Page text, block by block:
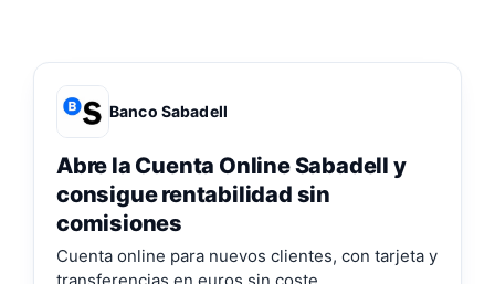
Banco Sabadell
Abre la Cuenta Online Sabadell y
consigue rentabilidad sin
comisiones
Cuenta online para nuevos clientes, con tarjeta y
transferencias en euros sin coste.